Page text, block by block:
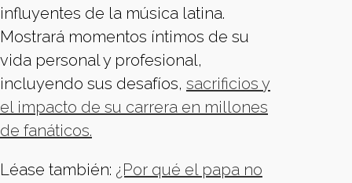
influyentes de la música latina.
Mostrará momentos íntimos de su
vida personal y profesional,
incluyendo sus desafíos, sacrificios y
el impacto de su carrera en millones
de fanáticos.
Léase también: ¿Por qué el papa no